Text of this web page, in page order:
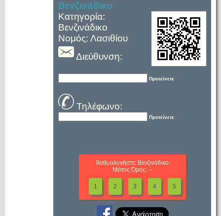
Βενζινάδικο
Κατηγορία:
Βενζινάδικο
Νομός: Λασιθίου
Διεύθυνση:
Προτείνετε
Τηλέφωνο:
Προτείνετε
Βαθμολογήστε: Βενζινάδικο
Μέσος Όρος: --
1 2 3 4 5